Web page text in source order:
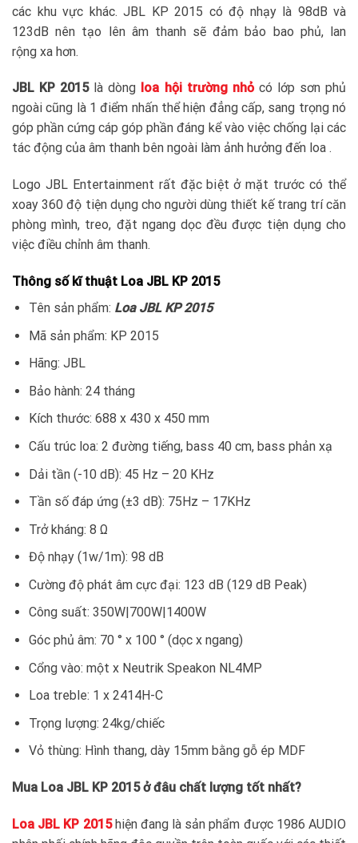
các khu vực khác. JBL KP 2015 có độ nhạy là 98dB và
123dB nên tạo lên âm thanh sẽ đảm bảo bao phủ, lan
rộng xa hơn.
JBL KP 2015là dòng loa hội trường nhỏcó lớp sơn phủ
ngoài cũng là 1 điểm nhấn thể hiện đẳng cấp, sang trọng nó
góp phần cứng cáp góp phần đáng kể vào việc chống lại các
tác động của âm thanh bên ngoài làm ảnh hưởng đến loa .
Logo JBL Entertainment rất đặc biệt ở mặt trước có thể
xoay 360 độ tiện dụng cho người dùng thiết kế trang trí căn
phòng mình, treo, đặt ngang dọc đều được tiện dụng cho
việc điều chỉnh âm thanh.
Thông số kĩ thuật Loa JBL KP 2015
Tên sản phẩm: Loa JBL KP 2015
Mã sản phẩm: KP 2015
Hãng: JBL
Bảo hành: 24 tháng
Kích thước: 688 x 430 x 450 mm
Cấu trúc loa: 2 đường tiếng, bass 40 cm, bass phản xạ
Dải tần (-10 dB): 45 Hz – 20 KHz
Tần số đáp ứng (±3 dB): 75Hz – 17KHz
Trở kháng: 8 Ω
Độ nhạy (1w/1m): 98 dB
Cường độ phát âm cực đại: 123 dB (129 dB Peak)
Công suất: 350W|700W|1400W
Góc phủ âm: 70 ° x 100 ° (dọc x ngang)
Cổng vào: một x Neutrik Speakon NL4MP
Loa treble: 1 x 2414H-C
Trọng lượng: 24kg/chiếc
Vỏ thùng: Hình thang, dày 15mm bằng gỗ ép MDF
Mua Loa JBL KP 2015 ở đâu chất lượng tốt nhất?
Loa JBL KP 2015 hiện đang là sản phẩm được 1986 AUDIO